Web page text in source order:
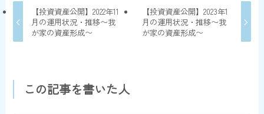
【投資資産公開】2022年11
月の運用状況・推移〜我
が家の資産形成〜
【投資資産公開】2023年1
月の運用状況・推移〜我
が家の資産形成〜
この記事を書いた人